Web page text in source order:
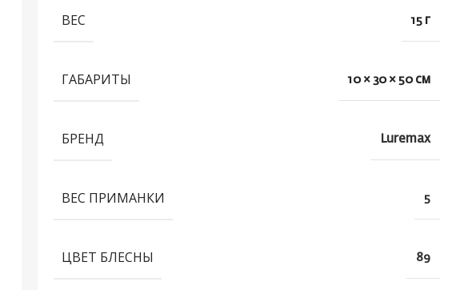
ВЕС 15 г
ГАБАРИТЫ 10 × 30 × 50 см
БРЕНД Luremax
ВЕС ПРИМАНКИ 5
ЦВЕТ БЛЕСНЫ 89